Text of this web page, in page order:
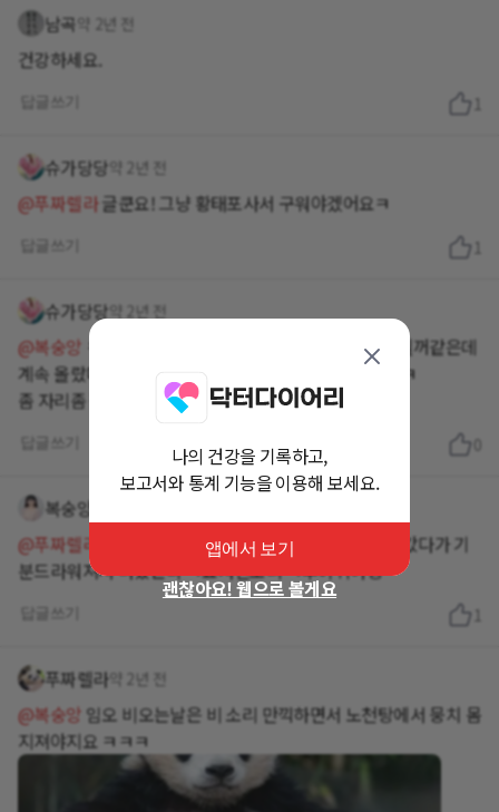
남곡 약 2년 전
건강하세요.
1
슈가당당 약 2년 전
@푸짜렐라 글쿤요! 그냥 황태포사서 구워야겠어요ㅋ
1
슈가당당 약 2년 전
@복숭앙
ㅋㅋㅋ 혈압만 좀 괜찮아도 한잔씩은 먹어두 될꺼같은데
계속 올랐다 내렸다 해서 아얘 입에도 안대고 있어여 ㅋㅋ
좀 자리좀 잡히면 시도해볼까 싶긴하네요^^
복숭앙
@푸짜렐라
오늘 요사진봣는데 ㅋㅋㅋㅋ아어 방금병원갔다가 기
분드라워져서 나왔는디 ㅋ요사진보니 ㅋ후이귀여밍
1
푸짜렐라약 2년 전
@복숭앙 임오 비오는날은 비 소리 만끽하면서 노천탕에서 뭉치 몸
지져야지요 ㅋㅋㅋ
나의 건강을 기록하고,
보고서와 통계 기능을 이용해 보세요.
앱에서 보기
괜찮아요! 웹으로 볼게요